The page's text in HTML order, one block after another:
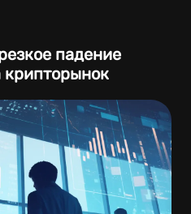
падение
крипторынок